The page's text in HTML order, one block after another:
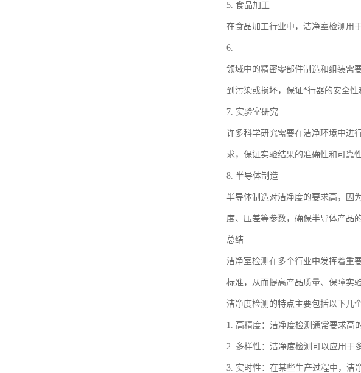
5. 食品加工
在食品加工行业中，洁净室检测用
6.
领域中的精密零部件制造和组装需
到污染或损坏，保证*行器的安全性
7. 实验室研究
许多科学研究需要在洁净环境中进
求，保证实验结果的准确性和可靠性
8. 半导体制造
半导体制造对洁净度的要求高，因
度、压差等参数，确保半导体产品
总结
洁净室检测在多个行业中发挥着重
标准，从而提高产品质量、保障实
洁净度检测的特点主要包括以下几个
1. 高精度：洁净度检测通常要求高
2. 多样性：洁净度检测可以应用于
3. 实时性：在某些生产过程中，洁